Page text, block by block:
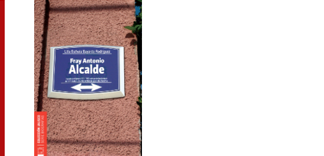
LIBRE DERECHO
Y GESTIÓN
Y TEMAS AFINES